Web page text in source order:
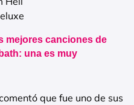
mejores canciones de
una es muy
que fue uno de sus